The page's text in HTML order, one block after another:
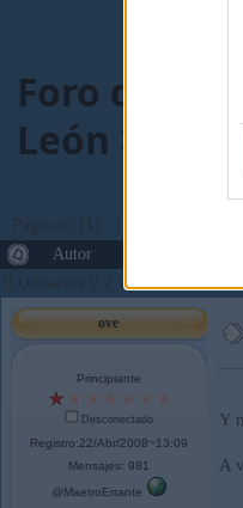
Foro de
León >
Páginas: [ 1
Autor
0 Usuarios y 2 Visitantes están
ove
Principiante
Desconectado
Registro:22/Abr/2008~13:09
Mensajes: 981
@MaetroErrante
Y
A